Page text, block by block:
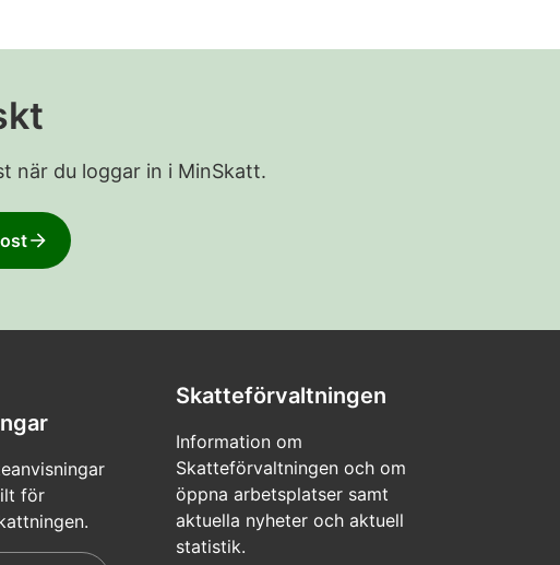
när du loggar in i MinSkatt.
för
Skatteförvaltningen
Information om
Skatteförvaltningen och om
öppna arbetsplatser samt
aktuella nyheter och aktuell
statistik.